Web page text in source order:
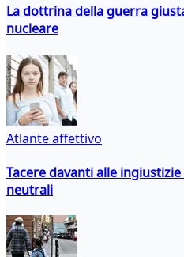
La dottrina della guerra
nucleare
Atlante affettivo
Tacere davanti alle
neutrali